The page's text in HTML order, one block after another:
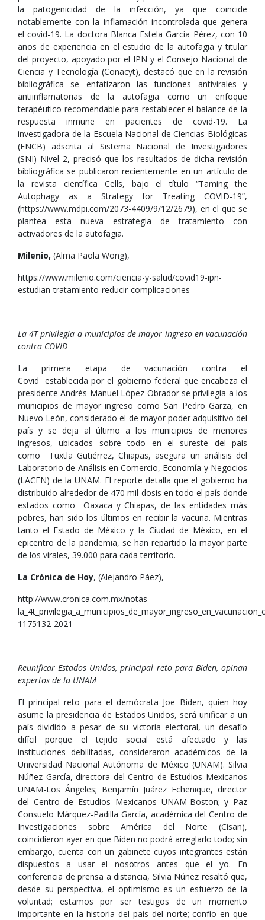
la patogenicidad de la infección, ya que coincide
notablemente con la inflamación incontrolada que genera
el covid-19. La doctora Blanca Estela García Pérez, con 10
años de experiencia en el estudio de la autofagia y titular
del proyecto, apoyado por el IPN y el Consejo Nacional de
Ciencia y Tecnología (Conacyt), destacó que en la revisión
bibliográfica se enfatizaron las funciones antivirales y
antiinflamatorias de la autofagia como un enfoque
terapéutico recomendable para restablecer el balance de la
respuesta inmune en pacientes de covid-19. La
investigadora de la Escuela Nacional de Ciencias Biológicas
(ENCB) adscrita al Sistema Nacional de Investigadores
(SNI) Nivel 2, precisó que los resultados de dicha revisión
bibliográfica se publicaron recientemente en un artículo de
la revista científica Cells, bajo el título “Taming the
Autophagy as a Strategy for Treating COVID-19”,
(https://www.mdpi.com/2073-4409/9/12/2679), en el que se
plantea esta nueva estrategia de tratamiento con
activadores de la autofagia.
Milenio, (Alma Paola Wong),
https://www.milenio.com/ciencia-y-salud/covid19-ipn-
estudian-tratamiento-reducir-complicaciones
La 4T privilegia a municipios de mayor ingreso en vacunación
contra COVID
La primera etapa de vacunación contra el
Covid establecida por el gobierno federal que encabeza el
presidente Andrés Manuel López Obrador se privilegia a los
municipios de mayor ingreso como San Pedro Garza, en
Nuevo León, considerado el de mayor poder adquisitivo del
país y se deja al último a los municipios de menores
ingresos, ubicados sobre todo en el sureste del país
como Tuxtla Gutiérrez, Chiapas, asegura un análisis del
Laboratorio de Análisis en Comercio, Economía y Negocios
(LACEN) de la UNAM. El reporte detalla que el gobierno ha
distribuido alrededor de 470 mil dosis en todo el país donde
estados como Oaxaca y Chiapas, de las entidades más
pobres, han sido los últimos en recibir la vacuna. Mientras
tanto el Estado de México y la Ciudad de México, en el
epicentro de la pandemia, se han repartido la mayor parte
de los virales, 39.000 para cada territorio.
La Crónica de Hoy, (Alejandro Páez),
http://www.cronica.com.mx/notas-
1175132-2021
Reunificar Estados Unidos, principal reto para Biden, opinan
expertos de la UNAM
El principal reto para el demócrata Joe Biden, quien hoy
asume la presidencia de Estados Unidos, será unificar a un
país dividido a pesar de su victoria electoral, un desafío
difícil porque el tejido social está afectado y las
instituciones debilitadas, consideraron académicos de la
Universidad Nacional Autónoma de México (UNAM). Silvia
Núñez García, directora del Centro de Estudios Mexicanos
UNAM-Los Ángeles; Benjamín Juárez Echenique, director
del Centro de Estudios Mexicanos UNAM-Boston; y Paz
Consuelo Márquez-Padilla García, académica del Centro de
Investigaciones sobre América del Norte (Cisan),
coincidieron ayer en que Biden no podrá arreglarlo todo; sin
embargo, cuenta con un gabinete cuyos integrantes están
dispuestos a usar el nosotros antes que el yo. En
conferencia de prensa a distancia, Silvia Núñez resaltó que,
desde su perspectiva, el optimismo es un esfuerzo de la
voluntad; estamos por ser testigos de un momento
importante en la historia del país del norte; confío en que